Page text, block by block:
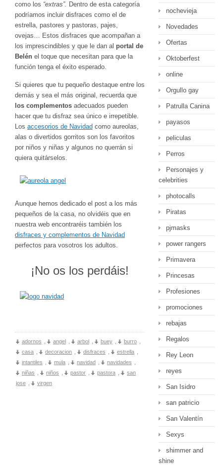
como los “extras”. Dentro de esta categoría
podríamos incluir disfraces como el de
estrella, pastores y pastoras, pajes,
ovejas… Estos disfraces que acompañan a
los imprescindibles y que le dan al portal de
Belén el toque que necesitan para que la
función tenga el éxito esperado.
Si quieres que tu pequeño destaque entre los
demás y sea el más original, recuerda que
los complementos adecuados pueden
hacer que tu disfraz sea único e irrepetible.
Los accesorios de Navidad como aureolas,
alas o divertidos gorritos son los favoritos
por niños y niñas y algunos no querrán si
quiera quitárselos.
Aunque hemos dedicado el post a los más
pequeños de la casa, no olvidéis que en
nuestra web encontraréis también los
disfraces y complementos de Navidad
perfectos para vosotros los adultos.
¡No os los perdáis!
adornos angel arbol buey burro
casa
decoracion disfraces estrella
intantiles
mula navidad navidades
niñas
niños pastor pastora
san
jose
virgen
nochevieja
Novedades
Ofertas
Oktoberfest
online
Orgullo gay
Patrulla Canina
payasos
peliculas
Perros
Personajes y
celebrities
photocalls
Piratas
pjmasks
power rangers
Primavera
Princesas
Profesiones
promociones
rebajas
Regalos
Rey Leon
reyes
San Isidro
san patricio
San Valentín
Sexys
shimmer and
shine